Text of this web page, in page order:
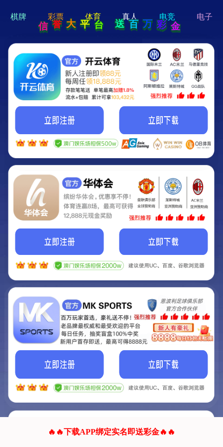
hi 💗
Hey Guys!
我们即将上线啦...
我们的网站正在建设.
它将是非常棒的网站.
联系我们!